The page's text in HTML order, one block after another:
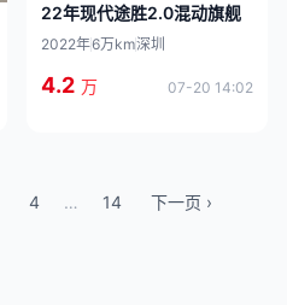
22年现代途胜2.0混动旗舰
2022年6万km深圳
4.2 万 07-20 14:02
4 … 14 下一页 ›